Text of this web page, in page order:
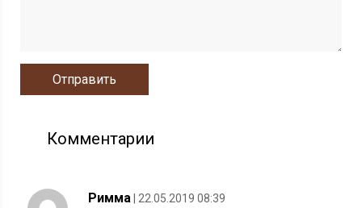
Комментарии
Римма | 22.05.2019 08:39